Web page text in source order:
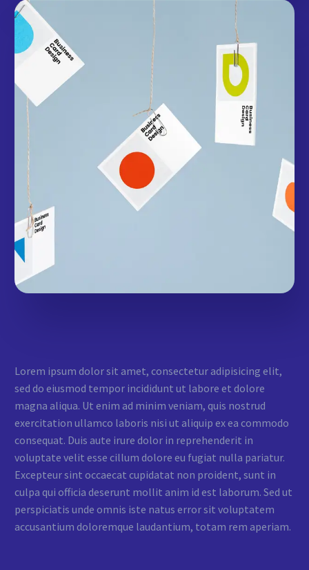
Lorem ipsum dolor sit amet, consectetur adipisicing elit,
sed do eiusmod tempor incididunt ut labore et dolore
magna aliqua. Ut enim ad minim veniam, quis nostrud
exercitation ullamco laboris nisi ut aliquip ex ea commodo
consequat. Duis aute irure dolor in reprehenderit in
voluptate velit esse cillum dolore eu fugiat nulla pariatur.
Excepteur sint occaecat cupidatat non proident, sunt in
culpa qui officia deserunt mollit anim id est laborum. Sed ut
perspiciatis unde omnis iste natus error sit voluptatem
accusantium doloremque laudantium, totam rem aperiam.